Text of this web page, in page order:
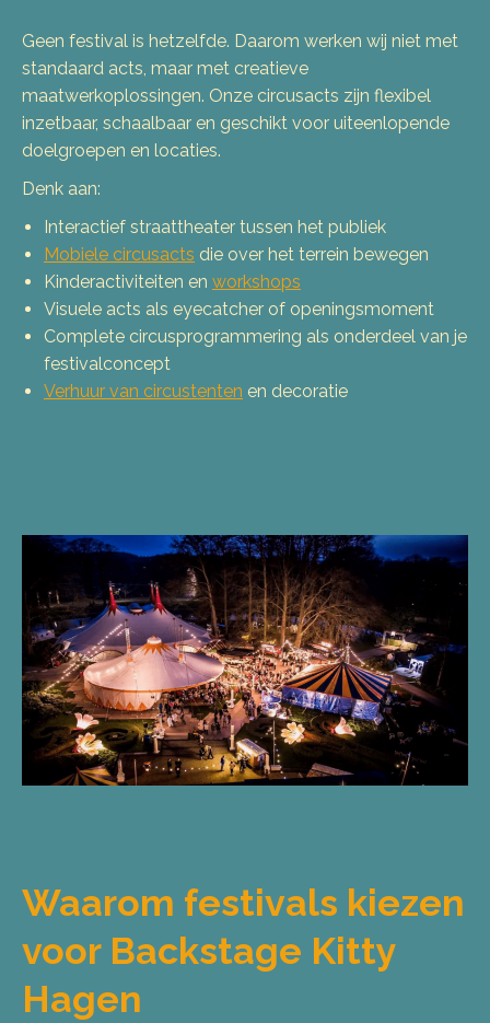
Geen festival is hetzelfde. Daarom werken wij niet met
standaard acts, maar met creatieve
maatwerkoplossingen. Onze circusacts zijn flexibel
inzetbaar, schaalbaar en geschikt voor uiteenlopende
doelgroepen en locaties.
Denk aan:
Interactief straattheater tussen het publiek
Mobiele circusacts die over het terrein bewegen
Kinderactiviteiten en workshops
Visuele acts als eyecatcher of openingsmoment
Complete circusprogrammering als onderdeel van je
festivalconcept
Verhuur van circustenten en decoratie
Waarom festivals kiezen
voor Backstage Kitty
Hagen